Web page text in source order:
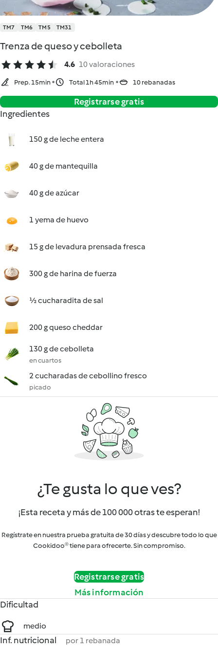
TM7 TM6 TM5 TM31
Trenza de queso y cebolleta
4.6 10 valoraciones
Prep. 15min Total 1h 45min 10 rebanadas
Registrarse gratis
Ingredientes
150 g de leche entera
40 g de mantequilla
40 g de azúcar
1 yema de huevo
15 g de levadura prensada fresca
300 g de harina de fuerza
½ cucharadita de sal
200 g queso cheddar
130 g de cebolleta
en cuartos
2 cucharadas de cebollino fresco
picado
¿Te gusta lo que ves?
¡Esta receta y más de 100 000 otras te esperan!
Regístrate en nuestra prueba gratuita de 30 días y descubre todo lo que
Cookidoo® tiene para ofrecerte. Sin compromiso.
Registrarse gratis
Más información
Dificultad
medio
Inf. nutricional por 1 rebanada